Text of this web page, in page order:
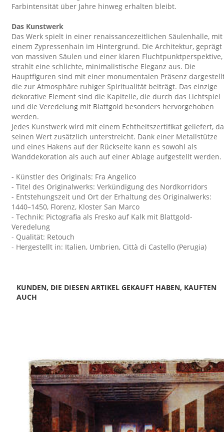
Farbintensität über Jahre hinweg erhalten bleibt.
Das Kunstwerk
Das Werk spielt in einer renaissancezeitlichen Säulenhalle, mit
einem Zypressenhain im Hintergrund. Die Architektur, geprägt
von massiven Säulen und einer klaren Fluchtpunktperspektive,
strahlt eine schlichte, minimalistische Eleganz aus. Die
Hauptfiguren sind mit einer monumentalen Präsenz
die zur Atmosphäre ruhiger Spiritualität beiträgt. Das einzige
dekorative Element sind die Kapitelle, die durch das Lichtspiel
und die Veredelung mit Blattgold besonders hervorgehoben
werden.
Jedes Kunstwerk wird mit einem Echtheitszertifikat geliefert,
seinen Wert zusätzlich unterstreicht. Dank einer Metallstütze
und eines Hakens auf der Rückseite kann es sowohl als
Wanddekoration als auch auf einer Ablage aufgestellt werden.
- Künstler des Originals: Fra Angelico
- Titel des Originalwerks: Verkündigung des Nordkorridors
- Entstehungszeit und Ort der Erhaltung des Originalwerks:
1440–1450, Florenz, Kloster San Marco
- Technik: Pictografia als Fresko auf Kalk mit Blattgold-
Veredelung
- Qualität: Retouch
- Hergestellt in: Italien, Umbrien, Città di Castello (Perugia)
KUNDEN, DIE DIESEN ARTIKEL GEKAUFT HABEN, KAUFTEN
AUCH